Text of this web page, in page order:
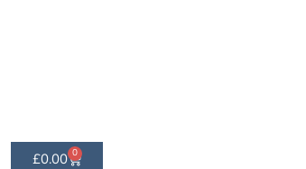
£0.00 0